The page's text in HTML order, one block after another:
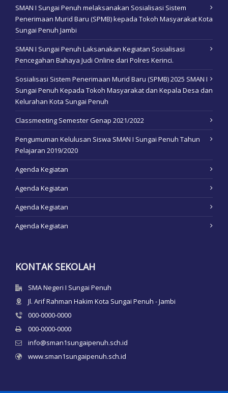
SMAN I Sungai Penuh melaksanakan Sosialisasi Sistem
Penerimaan Murid Baru (SPMB) kepada Tokoh Masyarakat Kota
Sungai Penuh Jambi
SMAN I Sungai Penuh Laksanakan Kegiatan Sosialisasi
Pencegahan Bahaya Judi Online dari Polres Kerinci.
Sosialisasi Sistem Penerimaan Murid Baru (SPMB) 2025 SMAN I
Sungai Penuh Kepada Tokoh Masyarakat dan Kepala Desa dan
Kelurahan Kota Sungai Penuh
Classmeeting Semester Genap 2021/2022
Pengumuman Kelulusan Siswa SMAN I Sungai Penuh Tahun
Pelajaran 2019/2020
Agenda Kegiatan
Agenda Kegiatan
Agenda Kegiatan
Agenda Kegiatan
KONTAK SEKOLAH
SMA Negeri I Sungai Penuh
Jl. Arif Rahman Hakim Kota Sungai Penuh - Jambi
000-0000-0000
000-0000-0000
info@sman1sungaipenuh.sch.id
www.sman1sungaipenuh.sch.id